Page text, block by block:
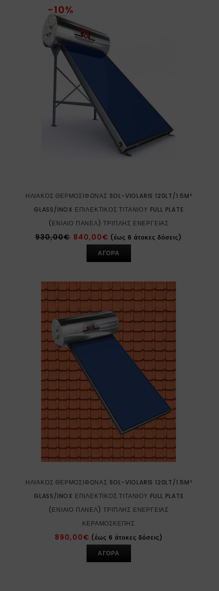
-10%
ΗΛΙΑΚΌΣ ΘΕΡΜΟΣΊΦΩΝΑΣ SOL-VIOLARIS 120LT/1.5M²
GLASS/INOX ΕΠΙΛΕΚΤΙΚΌΣ ΤΙΤΑΝΊΟΥ FULL PLATE
(ΕΝΙΑΊΟ ΠΆΝΕΛ) ΤΡΙΠΛΉΣ ΕΝΈΡΓΕΙΑΣ
930,00€ 840,00€ (έως 6 άτοκες δόσεις)
ΑΓΟΡΑ
ΗΛΙΑΚΌΣ ΘΕΡΜΟΣΊΦΩΝΑΣ SOL-VIOLARIS 120LT/1.5M²
GLASS/INOX ΕΠΙΛΕΚΤΙΚΌΣ ΤΙΤΑΝΊΟΥ FULL PLATE
(ΕΝΙΑΊΟ ΠΆΝΕΛ) ΤΡΙΠΛΉΣ ΕΝΈΡΓΕΙΑΣ
ΚΕΡΑΜΟΣΚΕΠΉΣ
890,00€ (έως 6 άτοκες δόσεις)
ΑΓΟΡΑ